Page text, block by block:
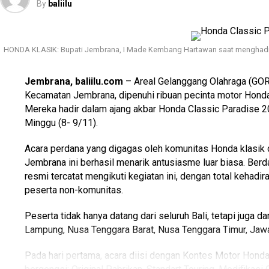
Baca Juga
“Kawan-kawan semua, saya mengajak di dalam
ketertiban lalu lintas,” ajaknya.
Sebagai bentuk perhatian dan dukungan, Giri Prasta juga
memberikan bantuan sebesar Rp 50 juta.
Atas dukungan tersebut, Ketua Umum Mangupura Riders,
kasih kepada Wakil Gubernur Bali. Ia menekankan agar
tetap menyama braya, sehobi, dan seperjuangan dalam
By baliilu
HONDA KLASIK: Bupati Jembrana, I Made Kembang Hartawan saat
Jembrana, baliilu.com – Areal Gelanggang Olahraga
Kecamatan Jembrana, dipenuhi ribuan pecinta motor
Mereka hadir dalam ajang akbar Honda Classic Paradise
Minggu (8- 9/11).
Acara perdana yang digagas oleh komunitas Honda
Jembrana ini berhasil menarik antusiasme luar biasa.
resmi tercatat mengikuti kegiatan ini, dengan total
peserta non-komunitas.
Peserta tidak hanya datang dari seluruh Bali, tetapi juga
Lampung, Nusa Tenggara Barat, Nusa Tenggara Timur,
Pada hari pertama, acara diisi dengan Kontes Motor